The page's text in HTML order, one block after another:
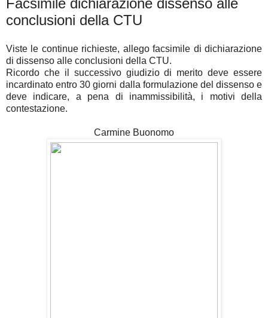
Facsimile dichiarazione dissenso alle
conclusioni della CTU
Viste le continue richieste, allego facsimile di dichiarazione
di dissenso alle conclusioni della CTU.
Ricordo che il successivo giudizio di merito deve essere
incardinato entro 30 giorni dalla formulazione del dissenso e
deve indicare, a pena di inammissibilità, i motivi della
contestazione.
Carmine Buonomo